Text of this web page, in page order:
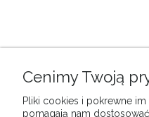
Cenimy Twoją
Pliki cookies i pokrewne
pomagają nam